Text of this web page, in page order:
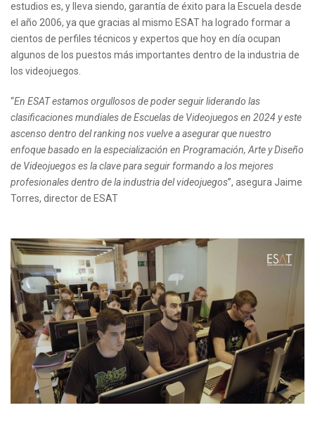
estudios es, y lleva siendo, garantía de éxito para la Escuela desde
el año 2006, ya que gracias al mismo ESAT ha logrado formar a
cientos de perfiles técnicos y expertos que hoy en día ocupan
algunos de los puestos más importantes dentro de la industria de
los videojuegos.
“En ESAT estamos orgullosos de poder seguir liderando las
clasificaciones mundiales de Escuelas de Videojuegos en 2024 y este
ascenso dentro del ranking nos vuelve a asegurar que nuestro
enfoque basado en la especialización en Programación, Arte y Diseño
de Videojuegos es la clave para seguir formando a los mejores
profesionales dentro de la industria del videojuegos”, asegura Jaime
Torres, director de ESAT